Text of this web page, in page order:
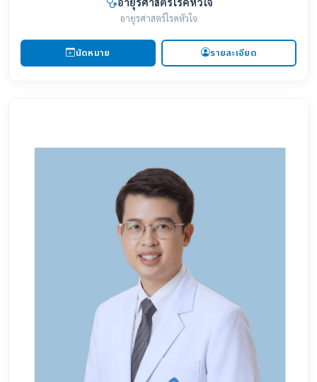
อายุรศาสตร์โรคหัวใจ
นัดหมาย รายละเอียด